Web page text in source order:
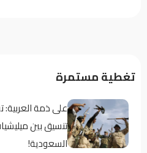
تغطية مستمرة
على ذمة العربية:
تنسيق بين
السعودية!